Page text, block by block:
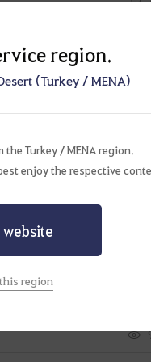
region.
(Turkey / MENA)
Turkey / MENA region.
enjoy the respective
website
region